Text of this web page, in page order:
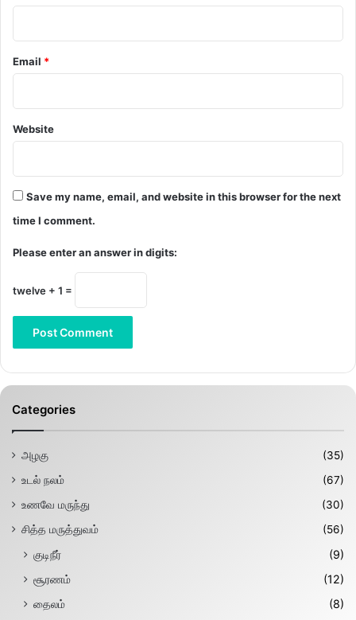
Email *
Website
Save my name, email, and website in this browser for the next
time I comment.
Please enter an answer in digits:
twelve + 1 =
Categories
அழகு
(35)
உடல் நலம்
(67)
உணவே மருந்து
(30)
சித்த மருத்துவம்
(56)
குடிநீர்
(9)
சூரணம்
(12)
தைலம்
(8)